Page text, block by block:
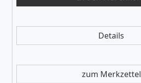
Details
zum Merkzettel